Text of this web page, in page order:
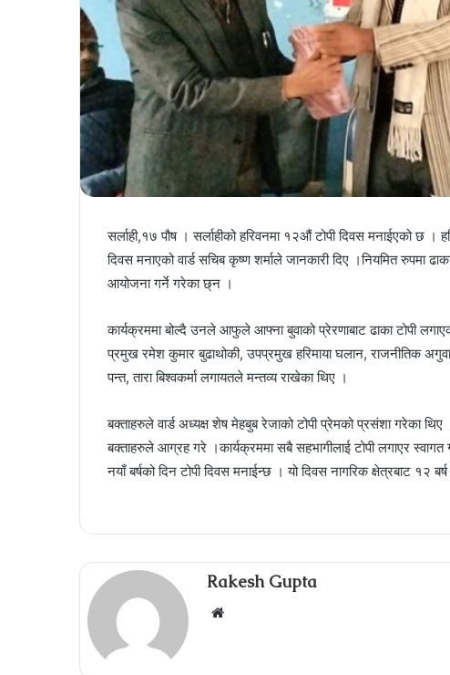
सर्लाही,१७ पौष । सर्लाहीको हरिवनमा १२औं टोपी दिवस मनाईएको छ ।
दिवस मनाएको वार्ड सचिब कृष्ण शर्माले जानकारी दिए ।नियमित रुपमा
आयोजना गर्ने गरेका छ्न ।
कार्यक्रममा बोल्दै उनले आफुले आफ्ना बुवाको प्रेरणाबाट ढाका टोपी
प्रमुख रमेश कुमार बुढाथोकी, उपप्रमुख हरिमाया घलान, राजनीतिक
पन्त, तारा बिश्वकर्मा लगायतले मन्तव्य राखेका थिए ।
बक्ताहरुले वार्ड अध्यक्ष शेष मेहबुब रेजाको टोपी प्रेमको प्रसंशा गरेका थिए
बक्ताहरुले आग्रह गरे ।कार्यक्रममा सबै सहभागीलाई टोपी लगाएर
नयाँ बर्षको दिन टोपी दिवस मनाईन्छ । यो दिवस नागरिक क्षेत्रबाट १२
Rakesh Gupta
Website